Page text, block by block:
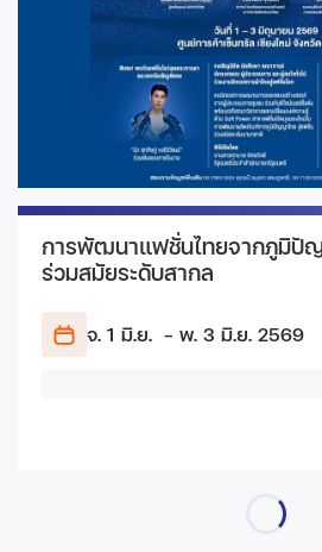
การพัฒนาแฟชั่นไทยจากภูมิปั
ร่วมสมัยระดับสากล
จ. 1 มิ.ย. - พ. 3 มิ.ย. 2569